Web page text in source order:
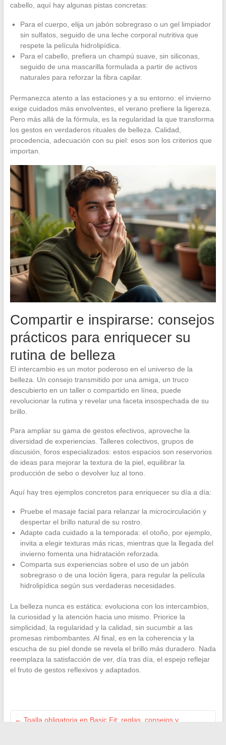
cabello, aquí hay algunas pistas concretas:
Para el cuerpo, elija un jabón sobregraso o un gel limpiador
sin sulfatos, seguido de una leche corporal nutritiva que
respete la película hidrolipídica.
Para el cabello, prefiera un champú suave, sin siliconas,
seguido de una mascarilla formulada a partir de activos
naturales para reforzar la fibra capilar.
Permanezca atento a las estaciones y a su entorno: el invierno
exige cuidados más envolventes, el verano prefiere la ligereza.
Pero más allá de la fórmula, es la regularidad la que transforma
los gestos en verdaderos rituales de belleza. Calidad,
procedencia, adecuación con su piel: esos son los criterios que
importan.
Compartir e inspirarse: consejos
prácticos para enriquecer su
rutina de belleza
El intercambio es un motor poderoso en el universo de la
belleza. Un consejo transmitido por una amiga, un truco
descubierto en un taller o compartido en línea, puede
revolucionar la rutina y revelar una faceta insospechada de su
brillo.
Para ampliar su gama de gestos efectivos, aproveche la
diversidad de experiencias. Talleres colectivos, grupos de
discusión, foros especializados: estos espacios son reservorios
de ideas para mejorar la textura de la piel, equilibrar la
producción de sebo o devolver luz al tono.
Aquí hay tres ejemplos concretos para enriquecer su día a día:
Pruebe el masaje facial para relanzar la microcirculación y
despertar el brillo natural de su rostro.
Adapte cada cuidado a la temporada: el otoño, por ejemplo,
invita a elegir texturas más ricas, mientras que la llegada del
invierno fomenta una hidratación reforzada.
Comparta sus experiencias sobre el uso de un jabón
sobregraso o de una loción ligera, para regular la película
hidrolipídica según sus verdaderas necesidades.
La belleza nunca es estática: evoluciona con los intercambios,
la curiosidad y la atención hacia uno mismo. Priorice la
simplicidad, la regularidad y la calidad, sin sucumbir a las
promesas rimbombantes. Al final, es en la coherencia y la
escucha de su piel donde se revela el brillo más duradero. Nada
reemplaza la satisfacción de ver, día tras día, el espejo reflejar
el fruto de gestos reflexivos y adaptados.
← Toalla obligatoria en Basic Fit: reglas, consejos y